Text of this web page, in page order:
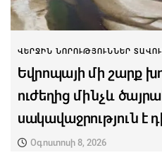
ՎԵՐՋԻՆ ՆՈՐՈՒԹՅՈՒՆՆԵՐ
Եվրոպայի մի շարք
ուժեղից մինչև
սակավաջրություն է
Օգոստոսի 8, 2026